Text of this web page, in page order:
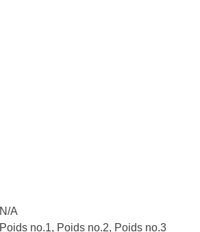
N/A
Poids no.1, Poids no.2, Poids no.3